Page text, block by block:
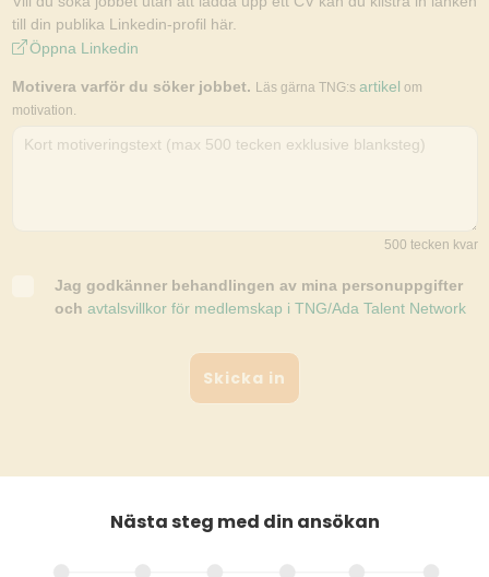
Nästa steg med din ansökan